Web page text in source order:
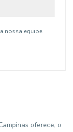
nossa equipe
oferece, o